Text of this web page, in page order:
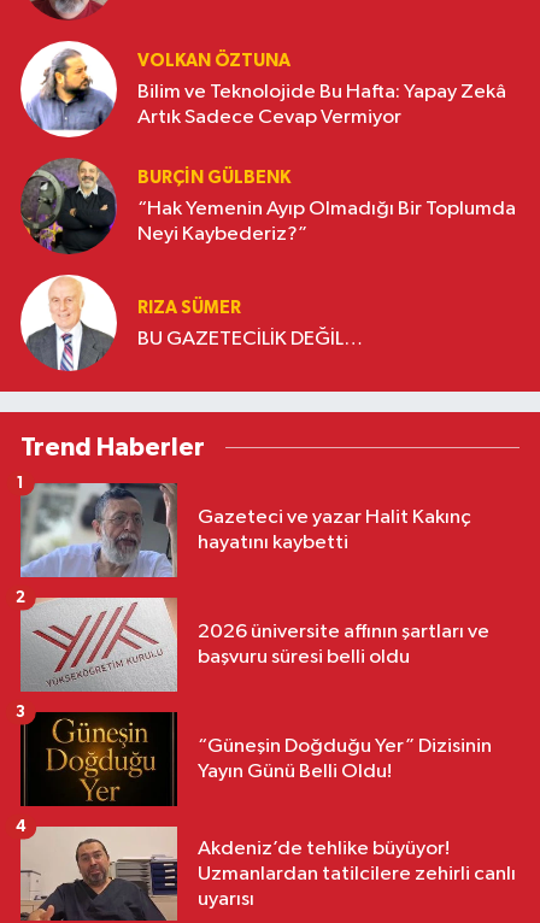
VOLKAN ÖZTUNA
Bilim ve Teknolojide Bu Hafta: Yapay Zekâ
Artık Sadece Cevap Vermiyor
BURÇIN GÜLBENK
“Hak Yemenin Ayıp Olmadığı Bir Toplumda
Neyi Kaybederiz?”
RIZA SÜMER
BU GAZETECİLİK DEĞİL…
Trend Haberler
Gazeteci ve yazar Halit Kakınç
hayatını kaybetti
1
2026 üniversite affının şartları ve
başvuru süresi belli oldu
2
“Güneşin Doğduğu Yer” Dizisinin
Yayın Günü Belli Oldu!
3
Akdeniz’de tehlike büyüyor!
Uzmanlardan tatilcilere zehirli canlı
uyarısı
4